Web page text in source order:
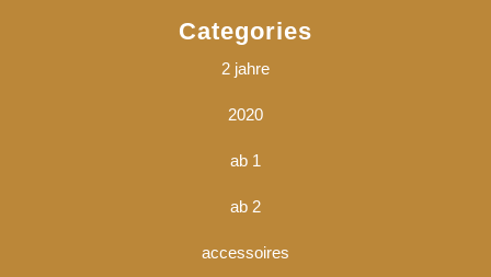
Categories
2 jahre
2020
ab 1
ab 2
accessoires